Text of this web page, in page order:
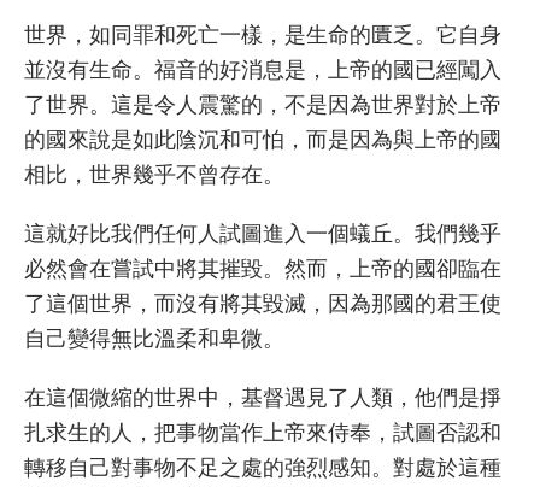
世界，如同罪和死亡一樣，是生命的匱乏。它自身
並沒有生命。福音的好消息是，上帝的國已經闖入
了世界。這是令人震驚的，不是因為世界對於上帝
的國來說是如此陰沉和可怕，而是因為與上帝的國
相比，世界幾乎不曾存在。
這就好比我們任何人試圖進入一個蟻丘。我們幾乎
必然會在嘗試中將其摧毀。然而，上帝的國卻臨在
了這個世界，而沒有將其毀滅，因為那國的君王使
自己變得無比溫柔和卑微。
在這個微縮的世界中，基督遇見了人類，他們是掙
扎求生的人，把事物當作上帝來侍奉，試圖否認和
轉移自己對事物不足之處的強烈感知。對處於這種